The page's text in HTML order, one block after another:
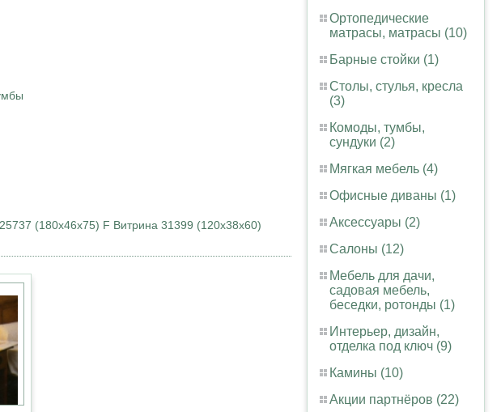
Ортопедические
матрасы, матрасы (10)
Барные стойки (1)
Столы, стулья, кресла
(3)
Комоды, тумбы,
сундуки (2)
Мягкая мебель (4)
Офисные диваны (1)
Аксессуары (2)
Салоны (12)
Мебель для дачи,
садовая мебель,
беседки, ротонды (1)
Интерьер, дизайн,
отделка под ключ (9)
Камины (10)
Акции партнёров (22)
(180х46х75) F Витрина 31399 (120х38х60)